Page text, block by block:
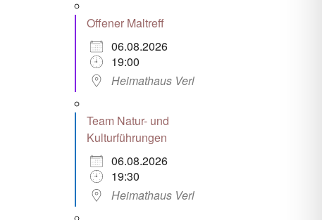
Office 365Offener Maltreff
06.08.2026
19:00
Heimathaus Verl
Team Natur- und
Kulturführungen
06.08.2026
19:30
Heimathaus Verl